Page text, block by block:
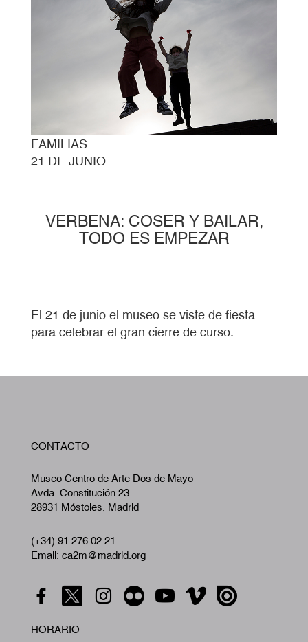
FAMILIAS
21 DE JUNIO
VERBENA: COSER Y BAILAR,
TODO ES EMPEZAR
El 21 de junio el museo se viste de fiesta
para celebrar el gran cierre de curso.
CONTACTO
Museo Centro de Arte Dos de Mayo
Avda. Constitución 23
28931 Móstoles, Madrid
(+34) 91 276 02 21
Email: ca2m@madrid.org
HORARIO